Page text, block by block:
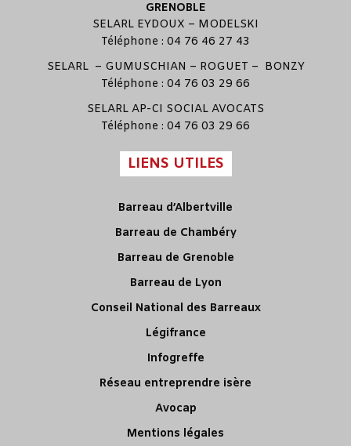
GRENOBLE
SELARL EYDOUX – MODELSKI
Téléphone : 04 76 46 27 43
SELARL – GUMUSCHIAN – ROGUET – BONZY
Téléphone : 04 76 03 29 66
SELARL AP-CI SOCIAL AVOCATS
Téléphone : 04 76 03 29 66
LIENS UTILES
Barreau d’Albertville
Barreau de Chambéry
Barreau de Grenoble
Barreau de Lyon
Conseil National des Barreaux
Légifrance
Infogreffe
Réseau entreprendre isère
Avocap
Mentions légales